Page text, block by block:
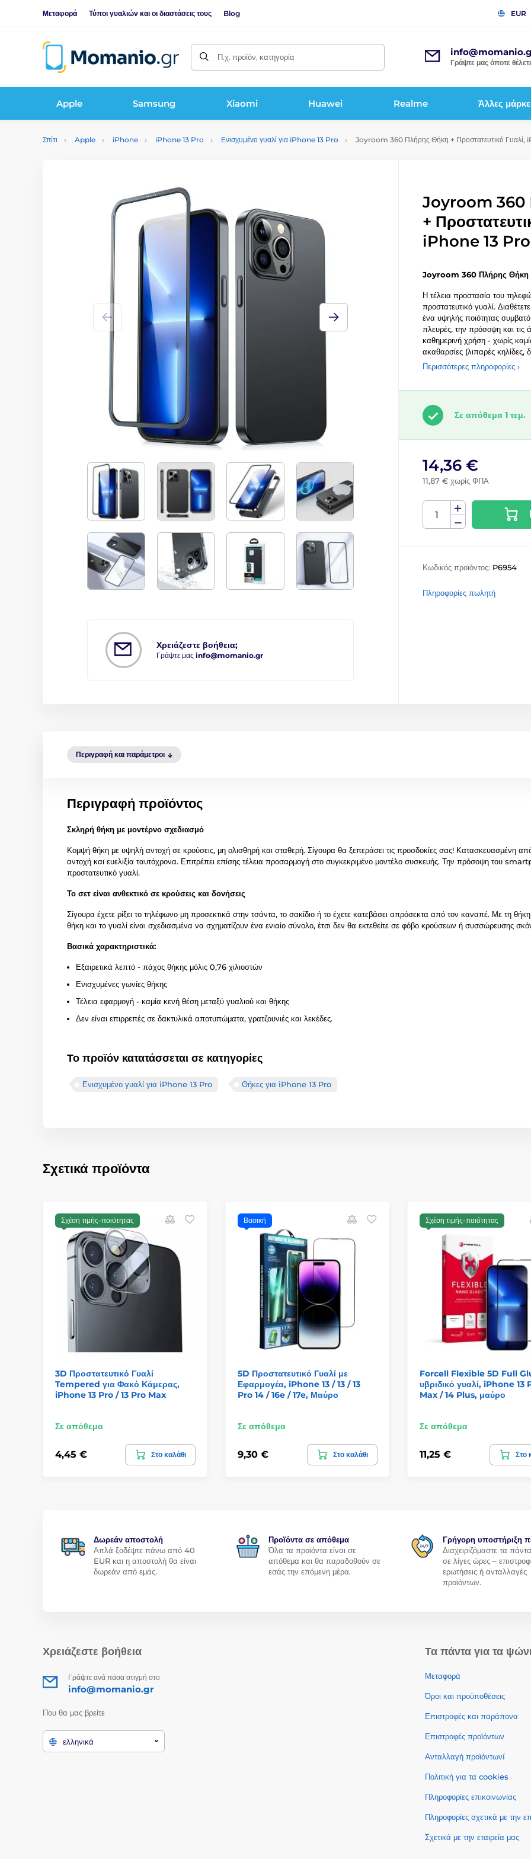
Μεταφορά Τύποι γυαλιών και οι διαστάσεις τους Blog EUR
Π.χ. προϊόν, κατηγορία
Γράψτε μας όποτε
Apple Samsung Xiaomi Huawei Realme Άλλες
Σπίτι Apple iPhone iPhone 13 Pro Ενισχυμένο γυαλί για iPhone 13 Pro Joyroom 360 Πλήρης Θήκη + Προστατευτικό
Χρειάζεστε βοήθεια;
Γράψτε μας info@momanio.gr
Joyroom 360
+
iPhone 13
Joyroom 360 Πλήρης Θήκη
Η τέλεια προστασία του
προστατευτικό γυαλί.
ένα υψηλής ποιότητας
πλευρές, την πρόσοψη και
καθημερινή χρήση - χωρίς
ακαθαρσίες (λιπαρές
Περισσότερες πληροφορίες ›
Σε απόθεμα 1 τεμ.
14,36 €
11,87 € χωρίς ΦΠΑ
Κωδικός προϊόντος: P6954
Πληροφορίες πωλητή
Περιγραφή και παράμετροι
Περιγραφή προϊόντος
Σκληρή θήκη με μοντέρνο σχεδιασμό
Κομψή θήκη με υψηλή αντοχή σε κρούσεις, μη ολισθηρή και σταθερή. Σίγουρα θα ξεπεράσει τις προσδοκίες σας! Κατασκευασμένη
αντοχή και ευελιξία ταυτόχρονα. Επιτρέπει επίσης τέλεια προσαρμογή στο συγκεκριμένο μοντέλο συσκευής. Την πρόσοψη του
προστατευτικό γυαλί.
Το σετ είναι ανθεκτικό σε κρούσεις και δονήσεις
Σίγουρα έχετε ρίξει το τηλέφωνο μη προσεκτικά στην τσάντα, το σακίδιο ή το έχετε κατεβάσει απρόσεκτα από τον καναπέ. Με τη
θήκη και το γυαλί είναι σχεδιασμένα να σχηματίζουν ένα ενιαίο σύνολο, έτσι δεν θα εκτεθείτε σε φόβο κρούσεων ή συσσώρευσης
Βασικά χαρακτηριστικά:
Εξαιρετικά λεπτό - πάχος θήκης μόλις 0,76 χιλιοστών
Ενισχυμένες γωνίες θήκης
Τέλεια εφαρμογή - καμία κενή θέση μεταξύ γυαλιού και θήκης
Δεν είναι επιρρεπές σε δακτυλικά αποτυπώματα, γρατζουνιές και λεκέδες.
Το προϊόν κατατάσσεται σε κατηγορίες
Ενισχυμένο γυαλί για iPhone 13 Pro Θήκες για iPhone 13 Pro
Σχετικά προϊόντα
Σχέση τιμής-ποιότητας
3D Προστατευτικό Γυαλί
Tempered για Φακό Κάμερας,
iPhone 13 Pro / 13 Pro Max
Σε απόθεμα
4,45 € Στο καλάθι
Βασική
5D Προστατευτικό Γυαλί με
Εφαρμογέα, iPhone 13 / 13 / 13
Pro 14 / 16e / 17e, Μαύρο
Σε απόθεμα
9,30 € Στο καλάθι
Σχέση τιμής-ποιότητας
Forcell Flexible 5D Full
υβριδικό γυαλί, iPhone 13
Max / 14 Plus, μαύρο
Σε απόθεμα
11,25 € Στο
Δωρεάν αποστολή
Απλά ξοδέψτε πάνω από 40
EUR και η αποστολή θα είναι
δωρεάν από εμάς.
Προϊόντα σε απόθεμα
Όλα τα προϊόντα είναι σε
απόθεμα και θα παραδοθούν σε
εσάς την επόμενη μέρα.
Γρήγορη υποστήριξη
Διαχειριζόμαστε τα
σε λίγες ώρες –
ερωτήσεις ή ανταλλαγές
προϊόντων.
Χρειάζεστε βοήθεια
Γράψτε ανά πάσα στιγμή στο
info@momanio.gr
Που θα μας βρείτε
ελληνικά
Τα πάντα για τα
Μεταφορά
Όροι και προϋποθέσεις
Επιστροφές και παράπονα
Επιστροφές προϊόντων
Ανταλλαγή προϊόντωνí
Πολιτική για τα cookies
Πληροφορίες επικοινωνίας
Πληροφορίες σχετικά με την
Σχετικά με την εταιρεία μας